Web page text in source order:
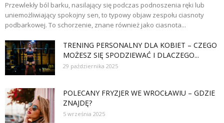
Przewlekły ból barku, nasilający się podczas podnoszenia ręki lub
uniemożliwiający spokojny sen, to typowy objaw zespołu ciasnoty
podbarkowej. To schorzenie, znane również jako ciasnota...
TRENING PERSONALNY DLA KOBIET – CZEGO
MOŻESZ SIĘ SPODZIEWAĆ I DLACZEGO...
29 października 2025
POLECANY FRYZJER WE WROCŁAWIU – GDZIE
ZNAJDĘ?
5 września 2025